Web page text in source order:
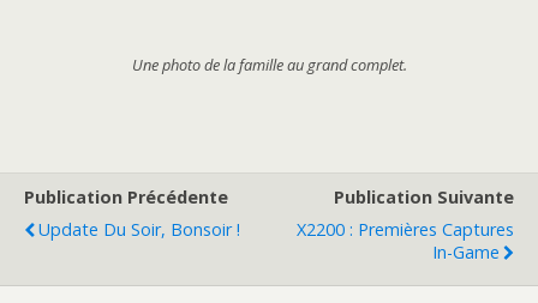
Une photo de la famille au grand complet.
Publication Précédente
Update Du Soir, Bonsoir !
Publication Suivante
X2200 : Premières Captures
In-Game